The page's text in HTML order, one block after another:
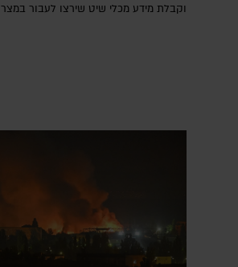
וקבלת מידע מכלי שיט שירצו לעבור במצר